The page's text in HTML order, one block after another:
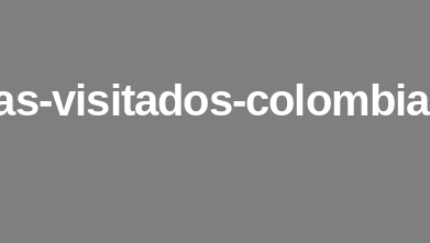
visitados-